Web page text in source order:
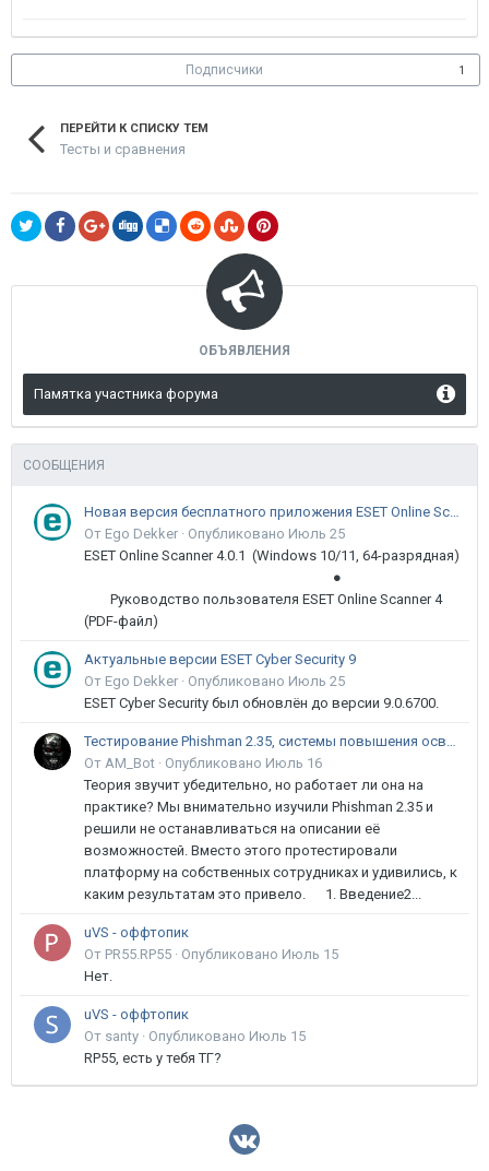
Подписчики 1
ПЕРЕЙТИ К СПИСКУ ТЕМ
Тесты и сравнения
ОБЪЯВЛЕНИЯ
Памятка участника форума
СООБЩЕНИЯ
Новая версия бесплатного приложения ESET Online Scanner доступна пользователям
От Ego Dekker · Опубликовано Июль 25
ESET Online Scanner 4.0.1 (Windows 10/11, 64-разрядная)
●
Руководство пользователя ESET Online Scanner 4
(PDF-файл)
Актуальные версии ESET Cyber Security 9
От Ego Dekker · Опубликовано Июль 25
ESET Cyber Security был обновлён до версии 9.0.6700.
Тестирование Phishman 2.35, системы повышения осведомлённости пользователей в сфере ИБ
От AM_Bot · Опубликовано Июль 16
Теория звучит убедительно, но работает ли она на
практике? Мы внимательно изучили Phishman 2.35 и
решили не останавливаться на описании её
возможностей. Вместо этого протестировали
платформу на собственных сотрудниках и удивились, к
каким результатам это привело. 1. Введение2...
uVS - оффтопик
От PR55.RP55 · Опубликовано Июль 15
Нет.
uVS - оффтопик
От santy · Опубликовано Июль 15
RP55, есть у тебя ТГ?